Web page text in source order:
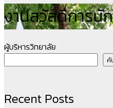
งานสวัสดิการนั
ผู้บริหารวิทยาลัย
ค้
Recent Posts